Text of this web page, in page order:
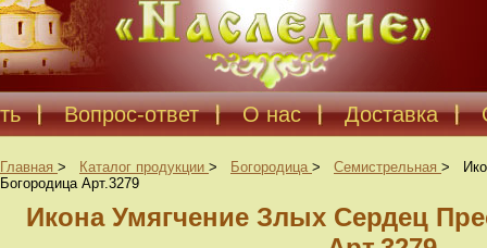
Вопрос-ответ О нас Доставка
Главная > Каталог продукции > Богородица > Семистрельная >
Богородица Арт.3279
Икона Умягчение Злых Сердец